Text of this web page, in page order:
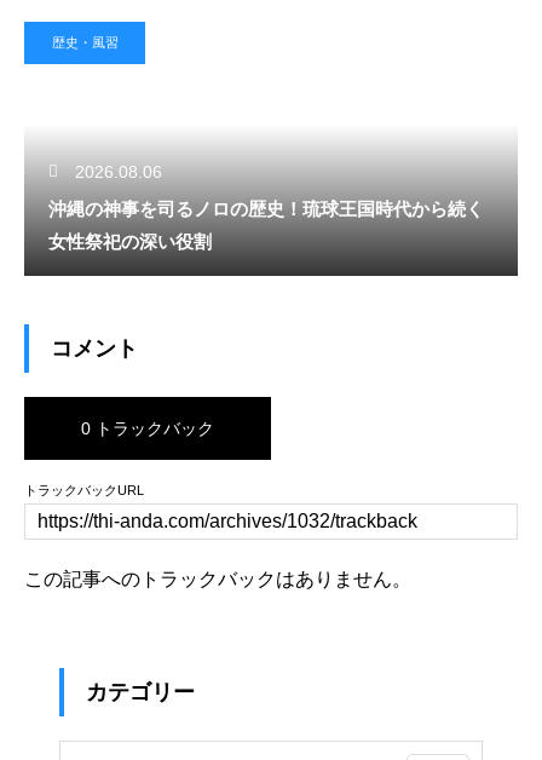
歴史・風習
2026.08.06
沖縄の神事を司るノロの歴史！琉球王国時代から続く
女性祭祀の深い役割
コメント
0 トラックバック
トラックバックURL
この記事へのトラックバックはありません。
カテゴリー